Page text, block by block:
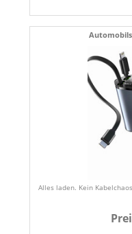
Alles laden. Kein